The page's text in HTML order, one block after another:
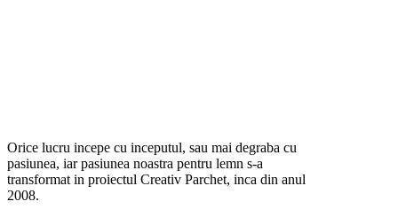
Orice lucru incepe cu inceputul, sau mai degraba cu
pasiunea, iar pasiunea noastra pentru lemn s-a
transformat in proiectul Creativ Parchet, inca din anul
2008.